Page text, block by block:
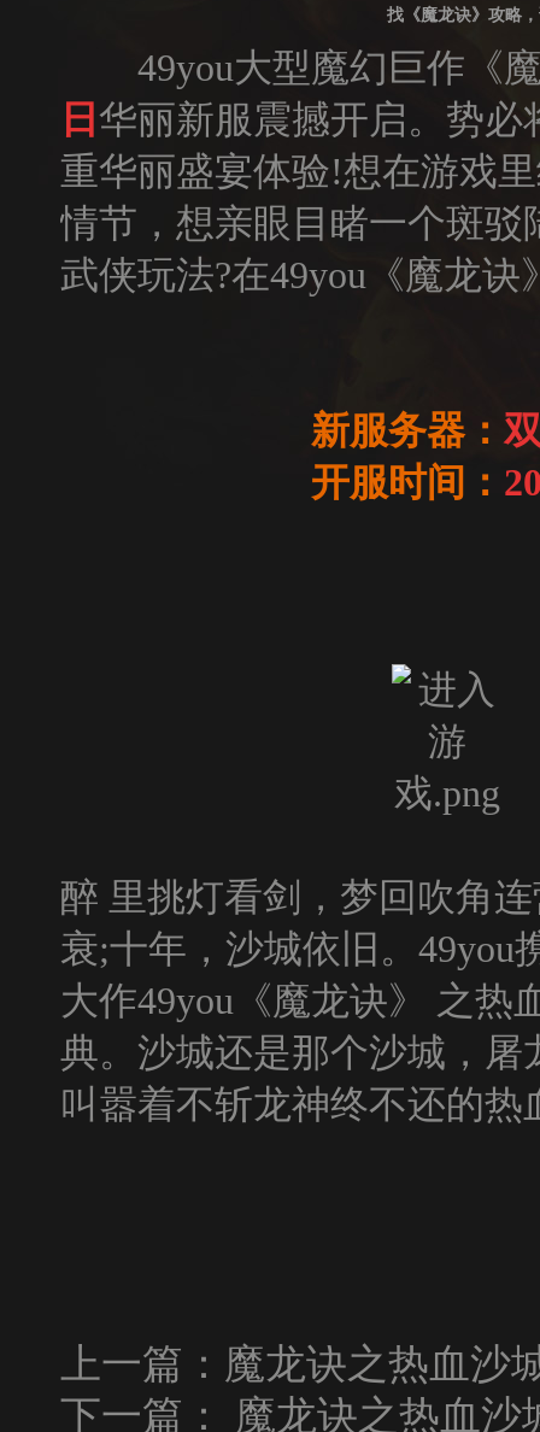
找《魔龙诀》攻略
49you大型魔幻巨作《魔
日 华丽新服震撼开启。势
重华丽盛宴体验!想在游戏
情节，想亲眼目睹一个斑
武侠玩法?在49you《魔龙
新服务器：
开服时间：
醉 里挑灯看剑，梦回吹角
衰;十年，沙城依旧。49you
大作49you《魔龙诀》 之热
典。沙城还是那个沙城，
叫嚣着不斩龙神终不还的热
上一篇： 魔龙诀之热血沙
下一篇：
魔龙诀之热血沙